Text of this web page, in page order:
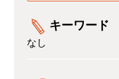
キーワード
なし